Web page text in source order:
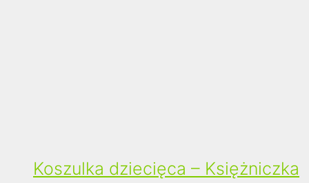
Koszulka dziecięca – Księżniczka